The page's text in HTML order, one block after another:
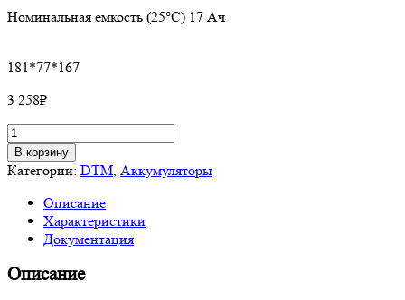
Номинальная емкость (25°С) 17 Ач
181*77*167
3 258₽
Количество
товара
Cвинцово-
аккумуляторы
DELTA
DTM
17
В корзину
Категории: DTM, Аккумуляторы
Описание
Характеристики
Документация
Описание